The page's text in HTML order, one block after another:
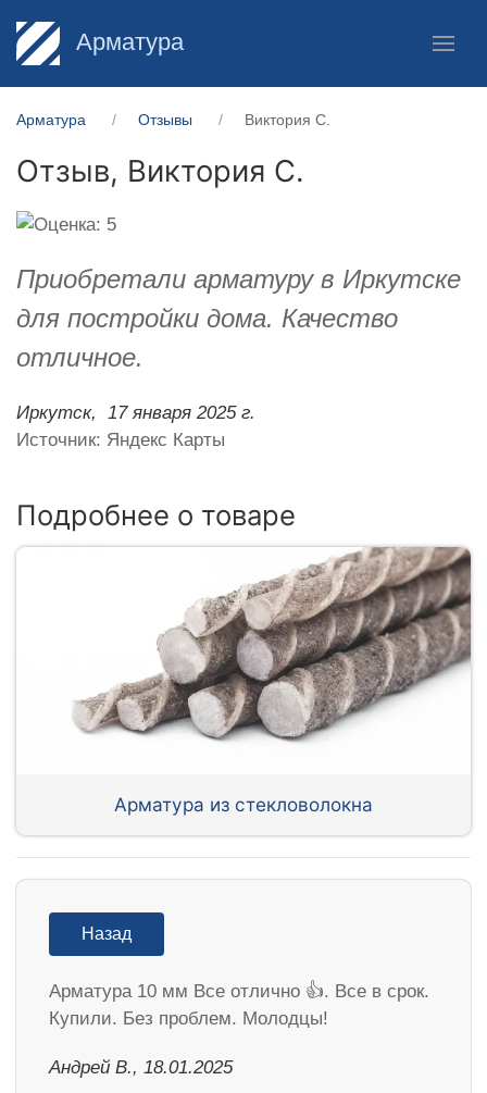
Арматура
Арматура Отзывы Виктория С.
Отзыв, Виктория С.
Приобретали арматуру в Иркутске
для постройки дома. Качество
отличное.
Иркутск,
17 января 2025 г.
Источник: Яндекс Карты
Подробнее о товаре
Арматура из стекловолокна
Назад
Арматура 10 мм Все отлично 👍. Все в срок.
Купили. Без проблем. Молодцы!
Андрей В., 18.01.2025